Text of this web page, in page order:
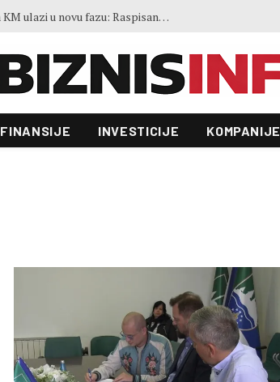
Zgrada Autocesta FBiH od 22 miliona KM ulazi u novu fazu: Raspisan tender vrijedan 70.000 KM
FINANSIJE INVESTICIJE KOMPANIJE